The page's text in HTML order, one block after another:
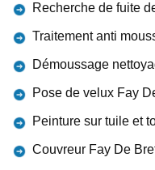
Recherche de fuite
Traitement anti
Démoussage
Pose de velux Fay
Peinture sur tuile et
Couvreur Fay De